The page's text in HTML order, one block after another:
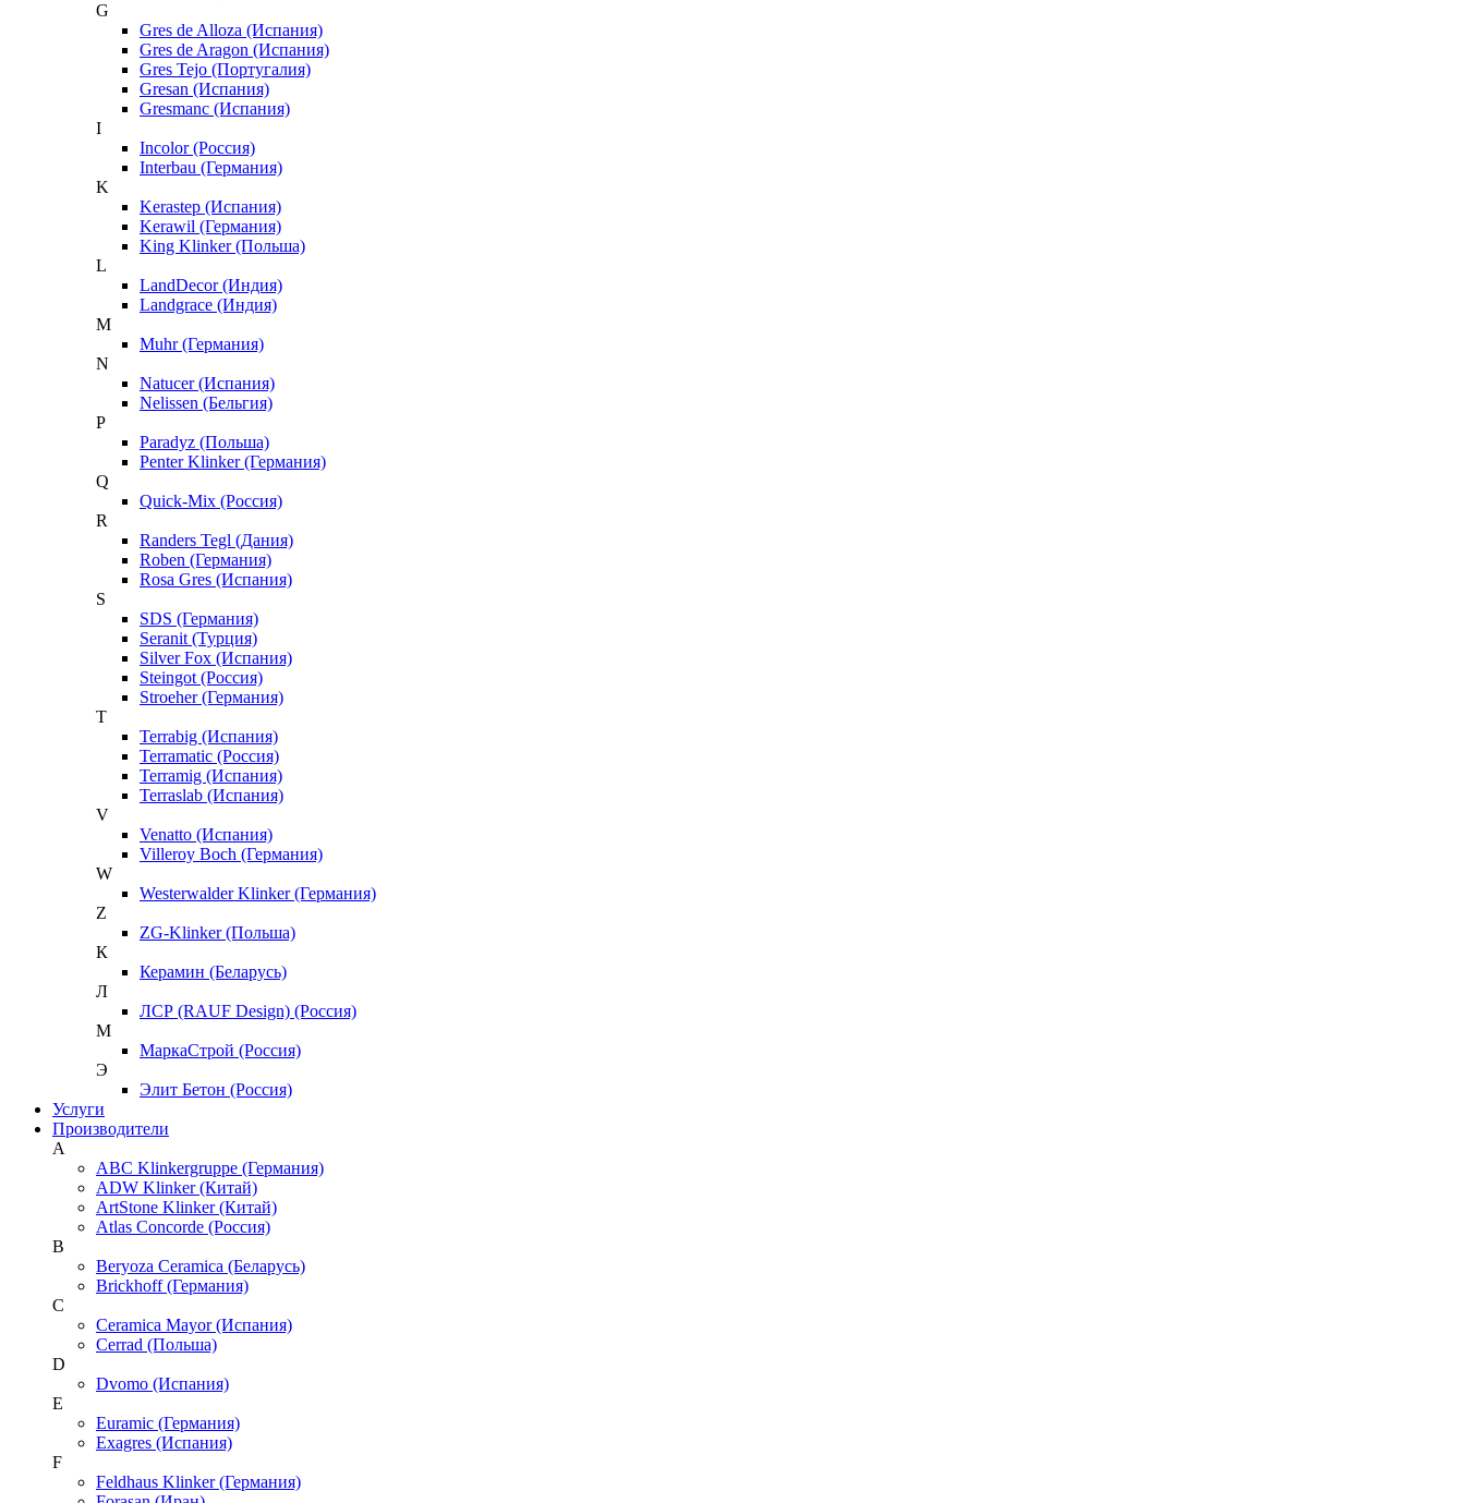
G
Gres de Alloza (Испания)
Gres de Aragon (Испания)
Gres Tejo (Португалия)
Gresan (Испания)
Gresmanc (Испания)
I
Incolor (Россия)
Interbau (Германия)
K
Kerastep (Испания)
Kerawil (Германия)
King Klinker (Польша)
L
LandDecor (Индия)
Landgrace (Индия)
M
Muhr (Германия)
N
Natucer (Испания)
Nelissen (Бельгия)
P
Paradyz (Польша)
Penter Klinker (Германия)
Q
Quick-Mix (Россия)
R
Randers Tegl (Дания)
Roben (Германия)
Rosa Gres (Испания)
S
SDS (Германия)
Seranit (Турция)
Silver Fox (Испания)
Steingot (Россия)
Stroeher (Германия)
T
Terrabig (Испания)
Terramatic (Россия)
Terramig (Испания)
Terraslab (Испания)
V
Venatto (Испания)
Villeroy Boch (Германия)
W
Westerwalder Klinker (Германия)
Z
ZG-Klinker (Польша)
К
Керамин (Беларусь)
Л
ЛСР (RAUF Design) (Россия)
М
МаркаСтрой (Россия)
Э
Элит Бетон (Россия)
Услуги
Производители
A
ABC Klinkergruppe (Германия)
ADW Klinker (Китай)
ArtStone Klinker (Китай)
Atlas Concorde (Россия)
B
Beryoza Ceramica (Беларусь)
Brickhoff (Германия)
C
Ceramica Mayor (Испания)
Cerrad (Польша)
D
Dvomo (Испания)
E
Euramic (Германия)
Exagres (Испания)
F
Feldhaus Klinker (Германия)